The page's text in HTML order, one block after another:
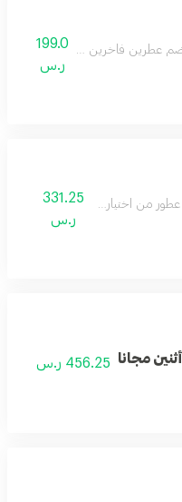
عطرين فاخرين مع عود مختار
199.0
ر.س
عطور من اختيار العميل331.25
ر.س
مجانا 456.25 ر.س